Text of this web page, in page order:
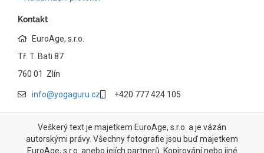
Kontakt
EuroAge, s.r.o.
Tř. T. Bati 87
760 01 Zlín
info@yogaguru.cz +420 777 424 105
Veškerý text je majetkem EuroAge, s.r.o. a je vázán
autorskými právy. Všechny fotografie jsou buď majetkem
EuroAge, s.r.o. anebo jejích partnerů. Kopírování nebo jiné